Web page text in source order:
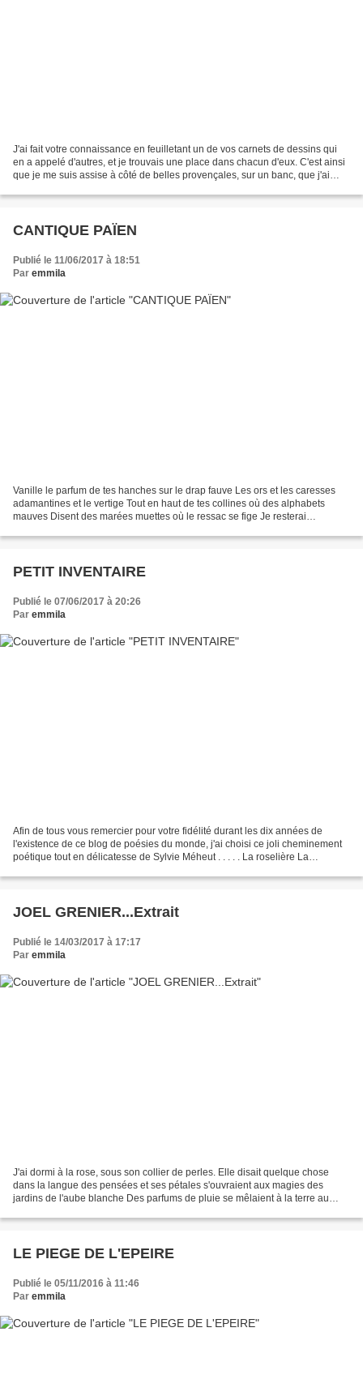
J'ai fait votre connaissance en feuilletant un de vos carnets de dessins qui
en a appelé d'autres, et je trouvais une place dans chacun d'eux. C'est ainsi
que je me suis assise à côté de belles provençales, sur un banc, que j'ai
CANTIQUE PAÏEN
Publié le 11/06/2017 à 18:51
Par emmila
Vanille le parfum de tes hanches sur le drap fauve Les ors et les caresses
adamantines et le vertige Tout en haut de tes collines où des alphabets
mauves Disent des marées muettes où le ressac se fige Je resterai
PETIT INVENTAIRE
Publié le 07/06/2017 à 20:26
Par emmila
Afin de tous vous remercier pour votre fidélité durant les dix années de
l'existence de ce blog de poésies du monde, j'ai choisi ce joli cheminement
poétique tout en délicatesse de Sylvie Méheut . . . . . La roselière La
JOEL GRENIER...Extrait
Publié le 14/03/2017 à 17:17
Par emmila
J'ai dormi à la rose, sous son collier de perles. Elle disait quelque chose
dans la langue des pensées et ses pétales s'ouvraient aux magies des
jardins de l'aube blanche Des parfums de pluie se mêlaient à la terre au
LE PIEGE DE L'EPEIRE
Publié le 05/11/2016 à 11:46
Par emmila